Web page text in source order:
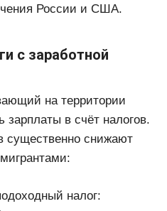
России и США.
с заработной
на территории
в счёт налогов.
существенно снижают
налог: